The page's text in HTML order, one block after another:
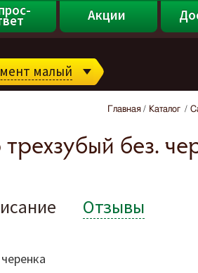
Акции
малый
Главная Каталог
трехзубый без.
Отзывы